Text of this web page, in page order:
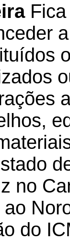
Fica
no
do